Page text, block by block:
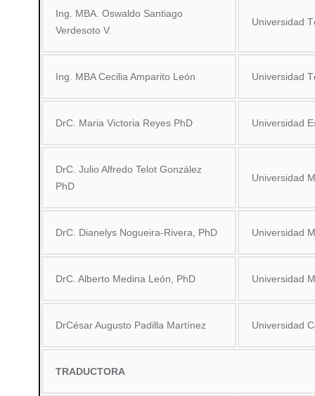
Ing. MBA. Oswaldo Santiago
Verdesoto V.
Universidad
Ing. MBA Cecilia Amparito León Universidad
DrC. Maria Victoria Reyes PhD Universidad
DrC. Julio Alfredo Telot González
PhD
Universidad
DrC. Dianelys Nogueira-Rivera, PhD Universidad
DrC. Alberto Medina León, PhD Universidad
DrCésar Augusto Padilla Martínez Universidad
TRADUCTORA